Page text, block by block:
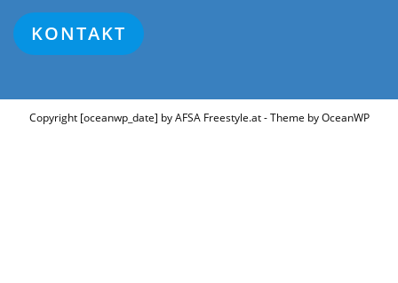
KONTAKT
Copyright [oceanwp_date] by AFSA Freestyle.at - Theme by OceanWP